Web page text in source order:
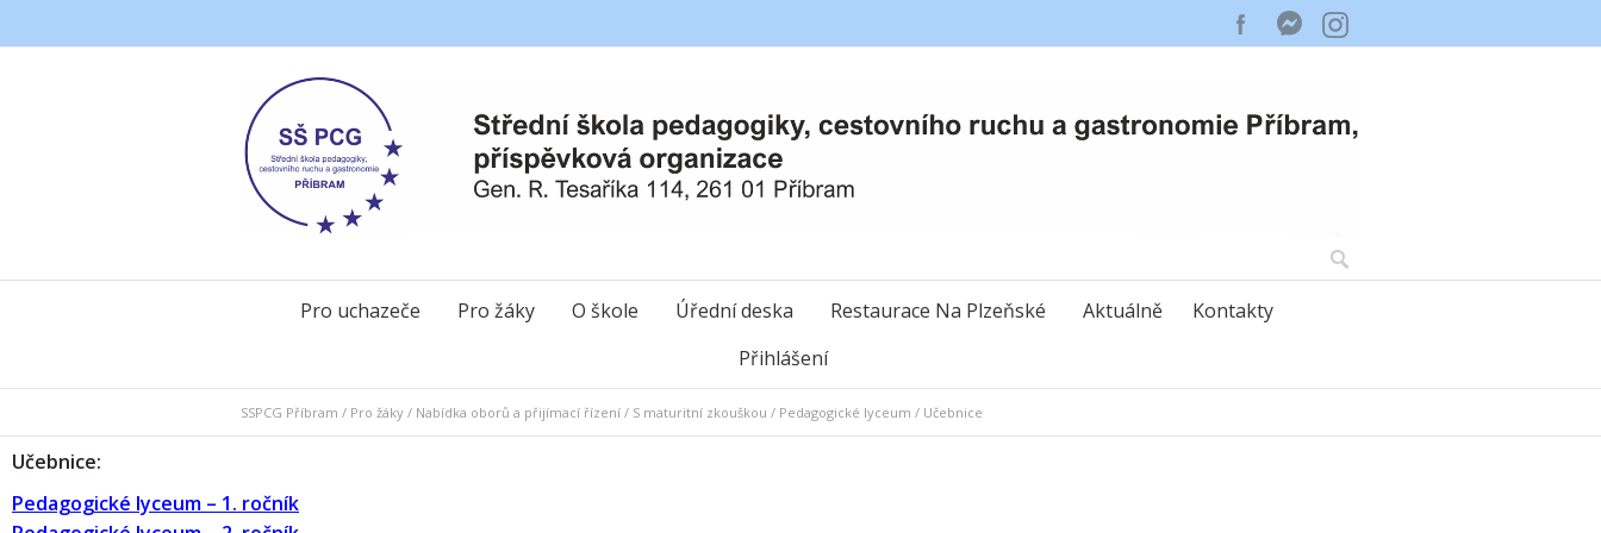
Pro uchazeče Pro žáky O škole Úřední deska Restaurace Na Plzeňské Aktuálně
Kontakty
Přihlášení
SSPCG Příbram / Pro žáky / Nabídka oborů a přijímací řízení / S maturitní zkouškou / Pedagogické lyceum / Učebnice
Učebnice:
Pedagogické lyceum – 1. ročník